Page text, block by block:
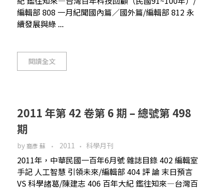
編輯部 808 一月紀聞國內篇／國外篇/編輯部 812 永
續發展與綠 ...
閱讀全文
2011 年第 42 卷第 6 期 – 總號第 498
期
by 裔彥 蘇 2011 科學月刊
2011年，中華民國一百年6月號 雜誌目錄 402 編輯室
手記 人工智慧 引領未來/編輯部 404 評 論 末日預言
VS 科學諸葛/陳建志 406 百年大紀 鑑往知來—台灣百